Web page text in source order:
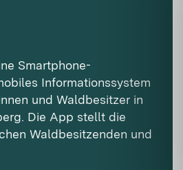
Smartphone-
Informationssystem
und Waldbesitzer in
Die App stellt die
Waldbesitzenden und